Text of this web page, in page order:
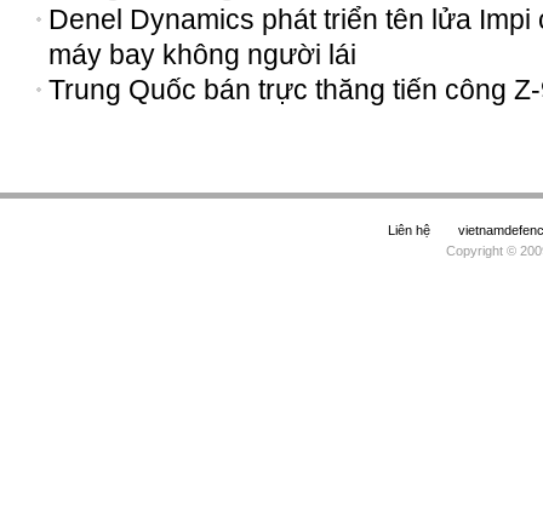
Denel Dynamics phát triển tên lửa Impi
máy bay không người lái
Trung Quốc bán trực thăng tiến công
Liên hệ
Copyright ©